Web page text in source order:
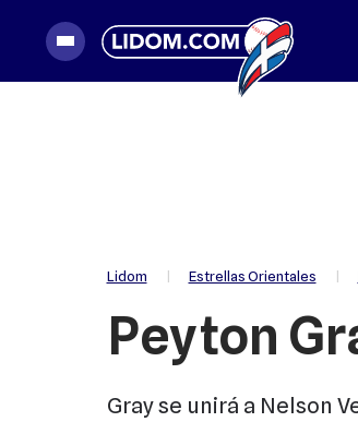
Lidom | Estrellas Orientales |
Peyton
Gray se unirá a Nelson